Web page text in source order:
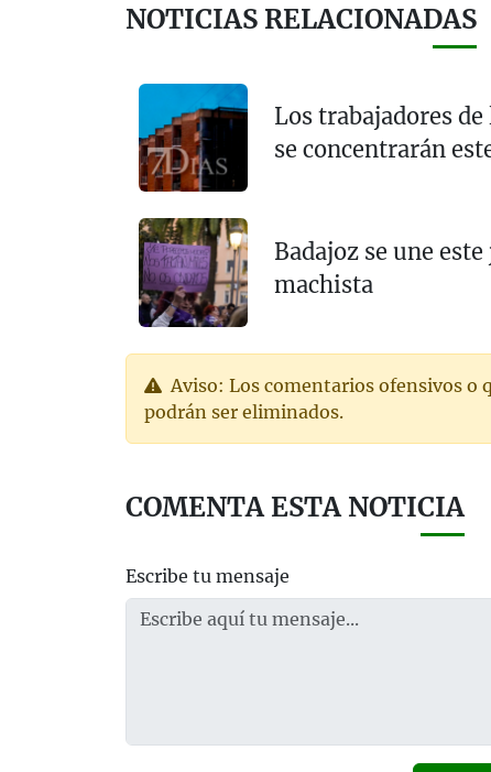
NOTICIAS RELACIONADAS
Los trabajadores
se concentrarán
Badajoz se une
machista
Aviso: Los comentarios ofensivos o
podrán ser eliminados.
COMENTA ESTA NOTICIA
Escribe tu mensaje